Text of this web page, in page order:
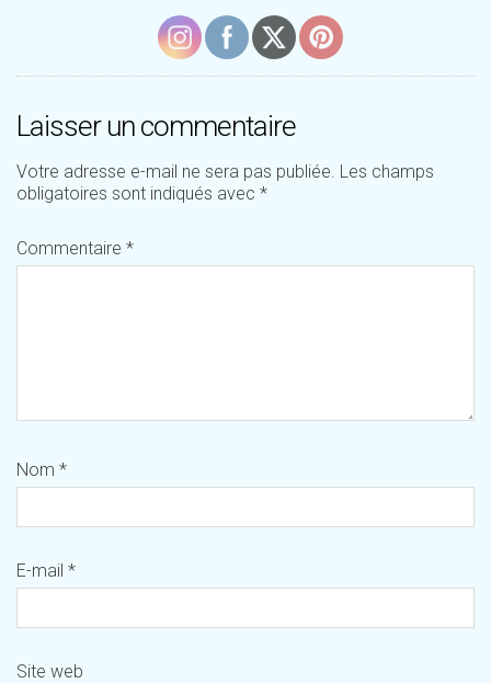
Laisser un commentaire
Votre adresse e-mail ne sera pas publiée. Les champs
obligatoires sont indiqués avec *
Commentaire *
Nom *
E-mail *
Site web